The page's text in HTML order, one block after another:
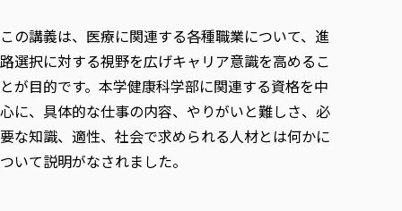
学びの特徴
ICT教育
初年次教育（リエゾンゼミⅠ）
実学臨床教育（総合福祉学部のみ履修可能）
教育実践活動（教育学科学生のみ受講可能）
教員紹介・業績
学びのサポート
学びのサポート
学費（学部学科）
東北福祉大学オープンアクセス方針
各種社会貢献活動の窓口
伝承講座「311『伝える／備える』次世代塾」
JICA草の根技術協力事業
被災地の子ども支援活動
自治体・団体等との主な協定
研究所について
研究者のご紹介
Universal Passport
この講義は、医療に関連する各種職業について、進
路選択に対する視野を広げキャリア意識を高めるこ
とが目的です。本学健康科学部に関連する資格を中
心に、具体的な仕事の内容、やりがいと難しさ、必
要な知識、適性、社会で求められる人材とは何かに
ついて説明がなされました。